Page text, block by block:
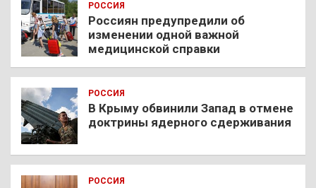
РОССИЯ
Россиян предупредили об
изменении одной важной
медицинской справки
РОССИЯ
В Крыму обвинили Запад в отмене
доктрины ядерного сдерживания
РОССИЯ